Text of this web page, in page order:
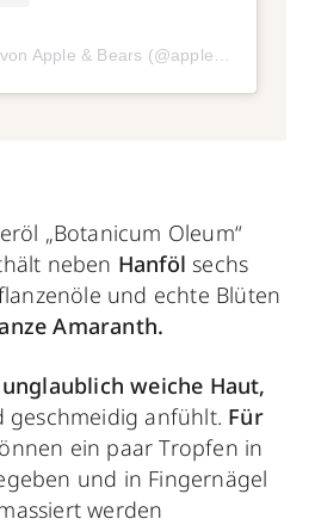
Ein Beitrag geteilt von Apple & Bears (@appleandbears)
„Botanicum Oleum“
neben Hanföl sechs
und echte Blüten
Amaranth.
weiche Haut,
geschmeidig anfühlt. Für
ein paar Tropfen in
und in Fingernägel
werden